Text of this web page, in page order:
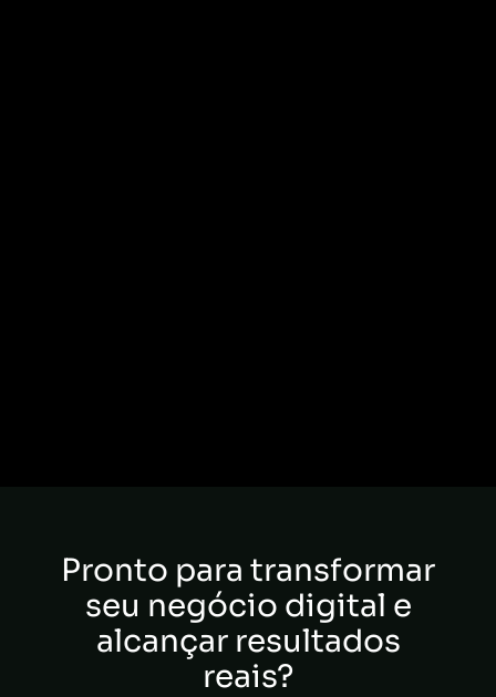
Pronto para transformar
seu negócio digital e
alcançar resultados
reais?